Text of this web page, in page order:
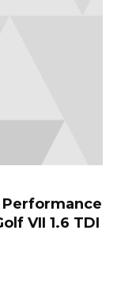
VII 1.6 TDI